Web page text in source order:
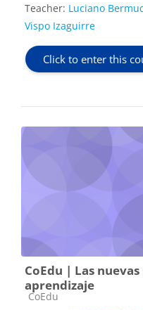
Teacher: Luciano
Vispo Izaguirre
Click to enter this
CoEdu | Las
aprendizaje
Course category
CoEdu